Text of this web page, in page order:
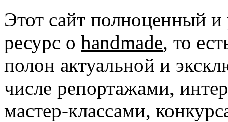
Этот сайт полноценный
ресурс о handmade, то
полон актуальной и
числе репортажами,
мастер-классами,